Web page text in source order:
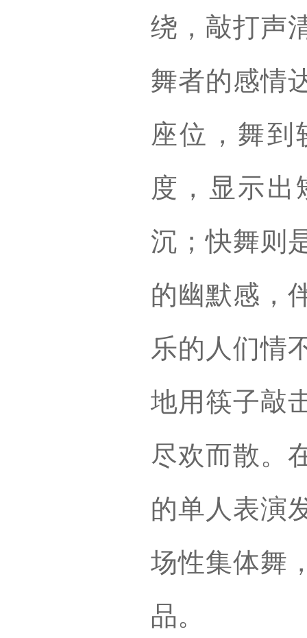
绕，敲打声
舞者的感情
座位，舞到
度，显示出
沉；快舞则
的幽默感，
乐的人们情
地用筷子敲
尽欢而散。
的单人表演
场性集体舞
品。